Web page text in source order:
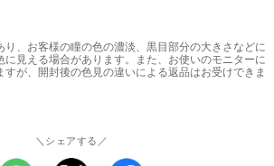
、お客様の瞳の色の濃淡、黒目部分の大きさなどに
に見える場合があります。また、お使いのモニターに
すが、開封後の色見の違いによる返品はお受けできま
＼シェアする／